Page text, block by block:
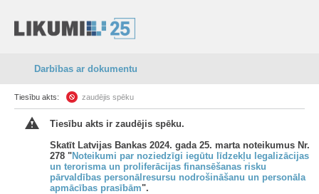
Darbības ar dokumentu
Tiesību akts: zaudējis spēku
Tiesību akts ir zaudējis spēku.
Skatīt Latvijas Bankas 2024. gada 25. marta noteikumus Nr.
278 "Noteikumi par noziedzīgi iegūtu līdzekļu legalizācijas
un terorisma un proliferācijas finansēšanas risku
pārvaldības personālresursu nodrošināšanu un personāla
apmācības prasībām".